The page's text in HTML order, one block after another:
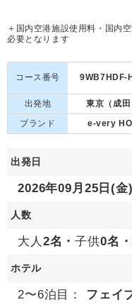
＋国内空港施設使用料・国内
必要となります
コース番号 9WB7HDF-
出発地
東京（成田
ブランド
e-very
出発日
2026年09月25日(金)
人数
大人 2名・子供0名・
ホテル
2〜6泊目： フェイ